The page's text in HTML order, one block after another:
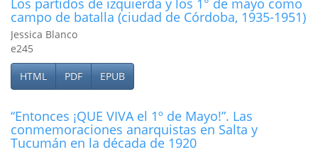
Los partidos de izquierda y los 1° de mayo como
campo de batalla (ciudad de Córdoba, 1935-1951)
Jessica Blanco
e245
HTML PDF EPUB
“Entonces ¡QUE VIVA el 1º de Mayo!”. Las
conmemoraciones anarquistas en Salta y
Tucumán en la década de 1920